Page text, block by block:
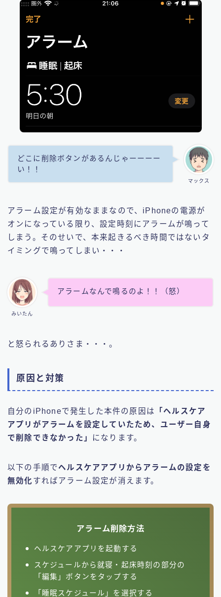
マックス
どこに削除ボタンがあるんじゃーーーー
い！！
アラーム設定が有効なままなので、iPhoneの電源が
オンになっている限り、設定時刻にアラームが鳴って
しまう。そのせいで、本来起きるべき時間ではないタ
イミングで鳴ってしまい・・・
みいたん
アラームなんで鳴るのよ！！（怒）
と怒られるありさま・・・。
原因と対策
自分のiPhoneで発生した本件の原因は
「ヘルスケア
アプリがアラームを設定していたため、ユーザー自身
で削除できなかった」
になります。
以下の手順でヘルスケアアプリからアラームの設定を
無効化 すればアラーム設定が消えます。
アラーム削除方法
ヘルスケアアプリを起動する
スケジュールから就寝・起床時刻の部分の
「編集」ボタンをタップする
「睡眠スケジュール」を選択する